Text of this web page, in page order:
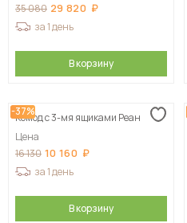
35 080 29 820
за 1 день
В корзину
-37%
Комод с 3-мя ящиками Реан
Цена
16 130 10 160
за 1 день
В корзину